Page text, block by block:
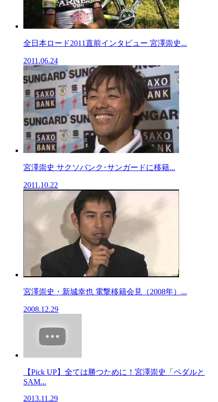
全日本ロード2011直前インタビュー 宮澤崇史...
2011.06.24
宮澤崇史 サクソバンク･サンガードに移籍...
2011.10.22
宮澤崇史・新城幸也 電撃移籍会見（2008年）...
2008.12.29
【Pick UP】全ては勝つために！宮澤崇史「ペダルと
SAM...
2013.11.29